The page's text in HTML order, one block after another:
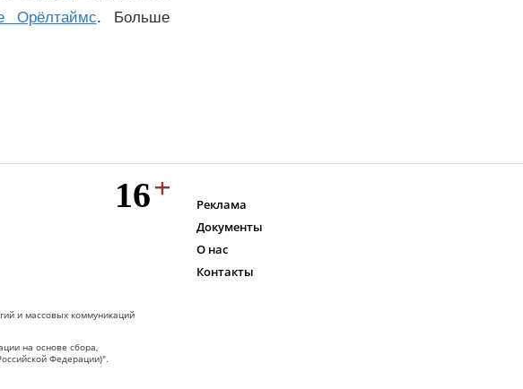
Орёлтаймс. Больше
и массовых коммуникаций
на основе сбора,
Федерации)".
Реклама
Документы
О нас
Контакты